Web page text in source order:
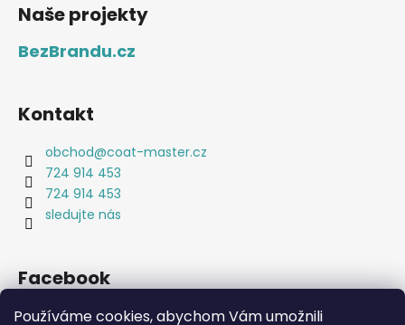
Používáme cookies, abychom Vám umožnili
Naše projekty
BezBrandu.cz
Kontakt
obchod@coat-master.cz
724 914 453
724 914 453
sledujte nás
Facebook